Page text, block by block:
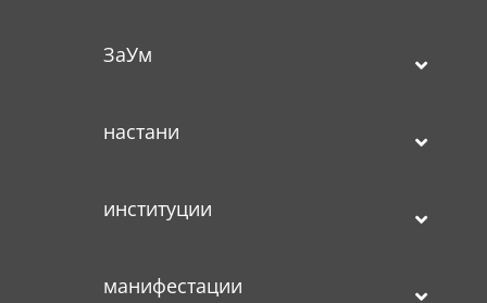
ЗаУм
настани
институции
манифестации